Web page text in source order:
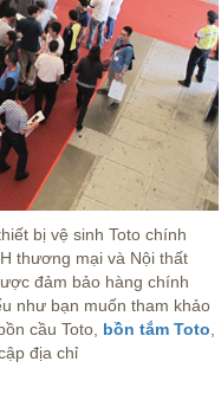
bị vệ sinh Toto chính
thương mại và Nội thất
đảm bảo hàng chính
như bạn muốn tham khảo
cầu Toto, bồn tắm Toto
địa chỉ